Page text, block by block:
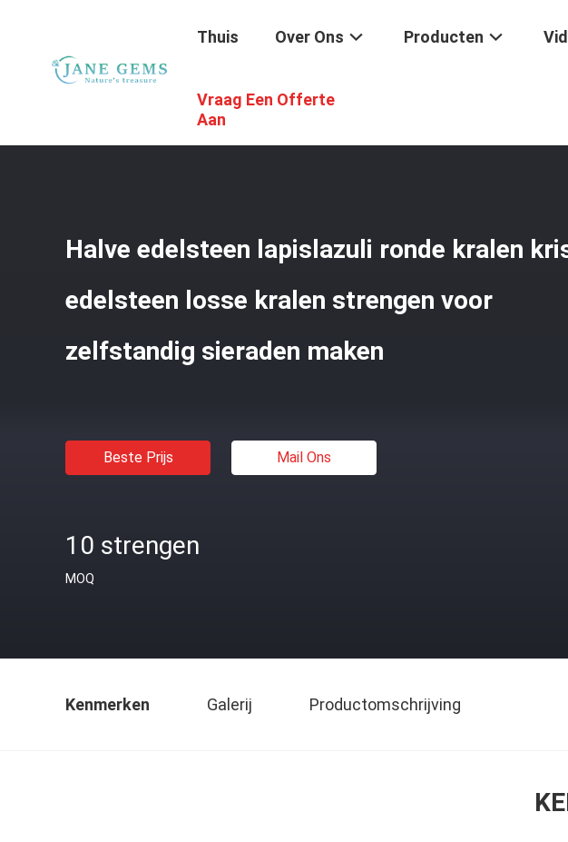
Thuis Over Ons Producten
Vraag Een Offerte
Aan
Edelstenenkralen / Halve Edelsteen Lapislazuli Ronde Kralen
Halve edelsteen lapislazuli ronde kralen
edelsteen losse kralen strengen voor
zelfstandig sieraden maken
Beste Prijs Mail Ons
10 strengen
MOQ
Kenmerken Galerij Productomschrijving